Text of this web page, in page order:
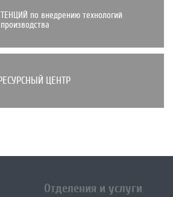
по внедрению техно­логий
ЦЕНТР
Отделения и услуги